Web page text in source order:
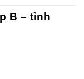
B – tỉnh